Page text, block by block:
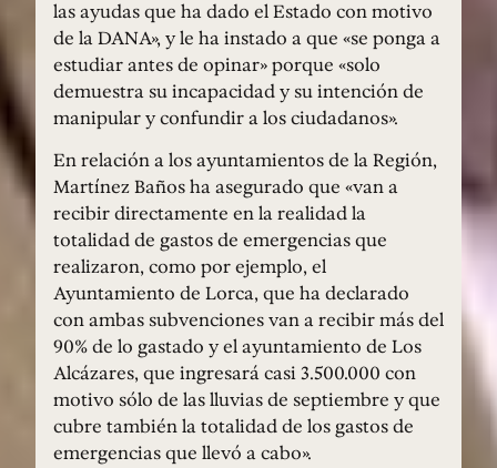
las ayudas que ha dado el Estado con motivo
de la DANA», y le ha instado a que «se ponga a
estudiar antes de opinar» porque «solo
demuestra su incapacidad y su intención de
manipular y confundir a los ciudadanos».
En relación a los ayuntamientos de la Región,
Martínez Baños ha asegurado que «van a
recibir directamente en la realidad la
totalidad de gastos de emergencias que
realizaron, como por ejemplo, el
Ayuntamiento de Lorca, que ha declarado
con ambas subvenciones van a recibir más del
90% de lo gastado y el ayuntamiento de Los
Alcázares, que ingresará casi 3.500.000 con
motivo sólo de las lluvias de septiembre y que
cubre también la totalidad de los gastos de
emergencias que llevó a cabo».